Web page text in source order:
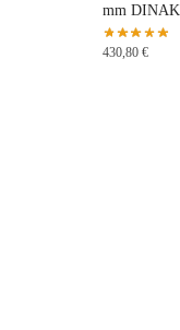
mm DINAK
430,80€